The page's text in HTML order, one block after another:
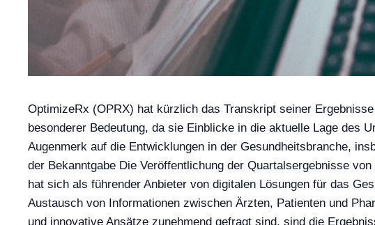
OptimizeRx (OPRX) hat kürzlich das Transkript seiner
besonderer Bedeutung, da sie Einblicke in die aktuelle Lage des
Augenmerk auf die Entwicklungen in der Gesundheitsbranche,
der Bekanntgabe Die Veröffentlichung der Quartalsergebnisse
hat sich als führender Anbieter von digitalen Lösungen für das
Austausch von Informationen zwischen Ärzten, Patienten und
und innovative Ansätze zunehmend gefragt sind, sind die